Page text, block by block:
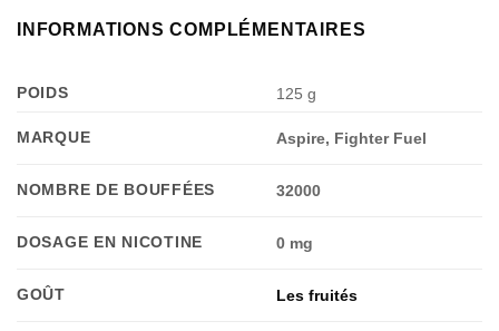
temps de recycler l’appareil dans un bac de collecte
INFORMATIONS COMPLÉMENTAIRES
POIDS 125 g
MARQUE Aspire, Fighter Fuel
NOMBRE DE BOUFFÉES 32000
DOSAGE EN NICOTINE 0 mg
GOÛT Les fruités